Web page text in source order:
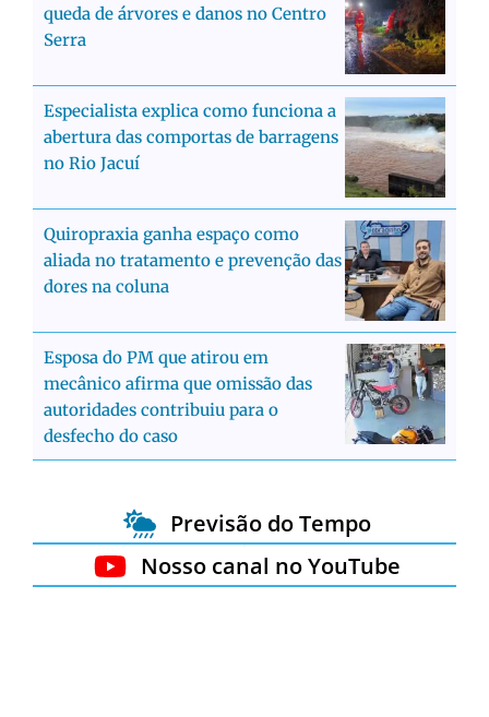
queda de árvores e danos no Centro
Serra
Especialista explica como funciona a
abertura das comportas de barragens
no Rio Jacuí
Quiropraxia ganha espaço como
aliada no tratamento e prevenção das
dores na coluna
Esposa do PM que atirou em
mecânico afirma que omissão das
autoridades contribuiu para o
desfecho do caso
Previsão do Tempo
Nosso canal no YouTube